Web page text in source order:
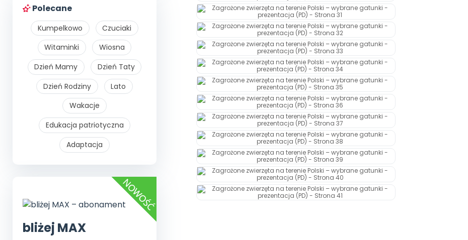
Polecane
Kumpelkowo
Czuciaki
Witaminki
Wiosna
Dzień Mamy
Dzień Taty
Dzień Rodziny
Lato
Wakacje
Edukacja patriotyczna
Adaptacja
bliżej MAX